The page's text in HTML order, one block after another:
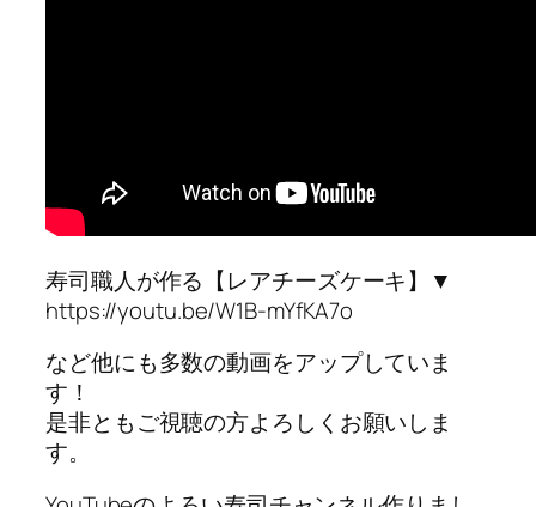
寿司職人が作る【レアチーズケーキ】▼
https://youtu.be/W1B-mYfKA7o
など他にも多数の動画をアップしていま
す！
是非ともご視聴の方よろしくお願いしま
す。